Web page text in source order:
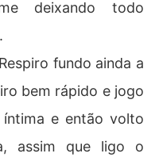
deixando todo
fundo ainda a
bem rápido e jogo
e então volto
assim que ligo o